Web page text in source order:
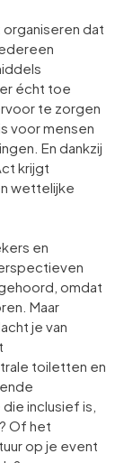
organiseren dat
écht toe
te zorgen
voor mensen
En dankzij
krijgt
wettelijke
en
omdat
Maar
je van
toiletten en
inclusief is,
Of het
op je event